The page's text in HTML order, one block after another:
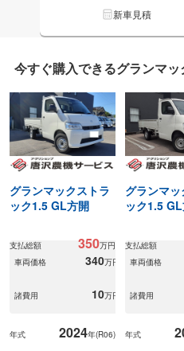
新車見積
今すぐ購入できるグランマ
グランマックストラ
ック1.5 GL方開
支払総額 350万円
車両価格
340万円
諸費用 10万円
年式 2024年(R06)
グランマ
ック1.5
支払総額
車両価格
諸費用
年式